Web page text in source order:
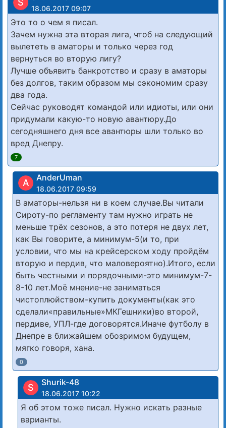
S
18.06.2017 09:07
Это то о чем я писал.
Зачем нужна эта вторая лига, чтоб на следующий
вылететь в аматоры и только через год
вернуться во вторую лигу?
Лучше объявить банкротство и сразу в аматоры
без долгов, таким образом мы сэкономим сразу
два года.
Сейчас руководят командой или идиоты, или они
придумали какую-то новую авантюру.До
сегодняшнего дня все авантюры шли только во
вред Днепру.
7
A AnderUman
18.06.2017 09:59
В аматоры-нельзя ни в коем случае.Вы читали
Сироту-по регламенту там нужно играть не
меньше трёх сезонов, а это потеря не двух лет,
как Вы говорите, а минимум-5(и то, при
условии, что мы на крейсерском ходу пройдём
вторую и пердив, что маловероятно).Итого, если
быть честными и порядочными-это минимум-7-
8-10 лет.Моё мнение-не заниматься
чистоплюйством-купить документы(как это
сделали«правильные»МКГешники)во второй,
пердиве, УПЛ-где договорятся.Иначе футболу в
Днепре в ближайшем обозримом будущем,
мягко говоря, хана.
0
S Shurik-48
18.06.2017 10:22
Я об этом тоже писал. Нужно искать разные
варианты.